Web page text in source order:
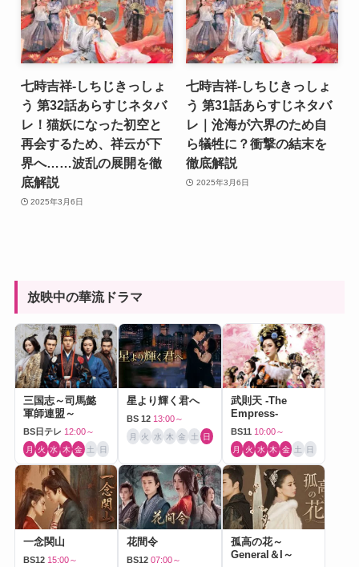
七時吉祥-しちじきっしょ
う 第32話あらすじネタバ
レ！猫妖になった初空と
再会するため、祥云が下
界へ……波乱の展開を徹
底解説
2025年3月6日
七時吉祥-しちじきっしょ
う 第31話あらすじネタバ
レ｜沧海が六界のため自
ら犠牲に？衝撃の結末を
徹底解説
2025年3月6日
放映中の華流ドラマ
三国志～司馬懿
軍師連盟～
BS日テレ 12:00～
月 火 水 木 金 土 日
星より輝く君へ
BS 12 13:00～
月 火 水 木 金 土 日
武則天 -The
Empress-
BS11 10:00～
月 火 水 木 金 土 日
一念関山
BS12 15:00～
花間令
BS12 07:00～
孤高の花～
General＆I～